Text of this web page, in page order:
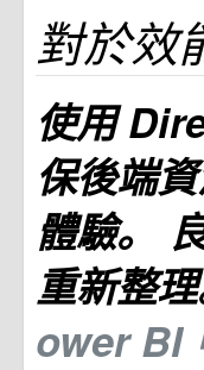
對於效
使用
保後端
體驗。
重新整
ower BI